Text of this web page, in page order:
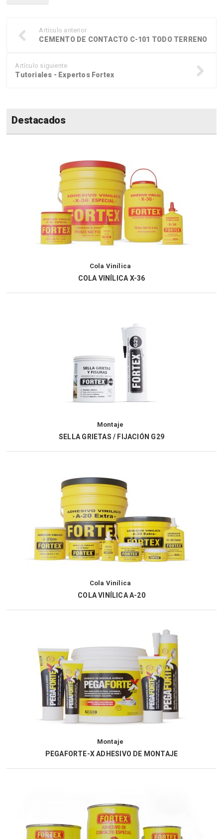
Artículo anterior
CEMENTO DE CONTACTO C-101 TODO TERRENO
Artículo siguiente
Tutoriales - Expertos Fortex
Destacados
Cola Vinílica
COLA VINÍLICA X-36
Montaje
SELLA GRIETAS / FIJACIÓN G29
Cola Vinílica
COLA VINÍLICA A-20
Montaje
PEGAFORTE-X ADHESIVO DE MONTAJE